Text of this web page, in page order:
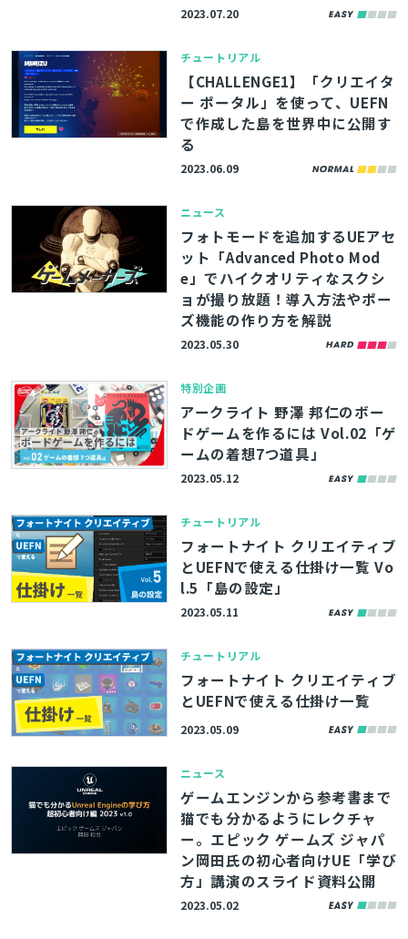
2023.07.20
チュートリアル
【CHALLENGE1】「クリエイタ
ー ポータル」を使って、UEFN
で作成した島を世界中に公開す
る
2023.06.09
ニュース
フォトモードを追加するUEアセ
ット「Advanced Photo Mod
e」でハイクオリティなスクシ
ョが撮り放題！導入方法やポー
ズ機能の作り方を解説
2023.05.30
特別企画
アークライト 野澤 邦仁のボー
ドゲームを作るには Vol.02「ゲ
ームの着想7つ道具」
2023.05.12
チュートリアル
フォートナイト クリエイティブ
とUEFNで使える仕掛け一覧 Vo
l.5「島の設定」
2023.05.11
チュートリアル
フォートナイト クリエイティブ
とUEFNで使える仕掛け一覧
2023.05.09
ニュース
ゲームエンジンから参考書まで
猫でも分かるようにレクチャ
ー。エピック ゲームズ ジャパ
ン岡田氏の初心者向けUE「学び
方」講演のスライド資料公開
2023.05.02
とじる
検索